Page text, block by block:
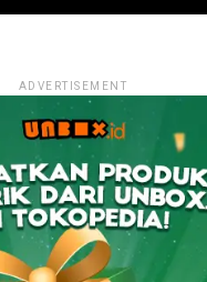
ADVERTISEMENT